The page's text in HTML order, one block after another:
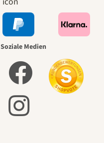
Soziale Medien